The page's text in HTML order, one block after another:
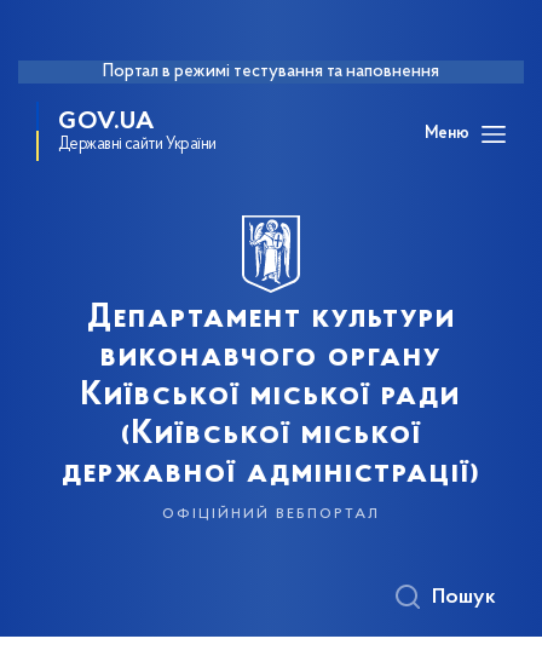
Портал в режимі тестування та наповнення
GOV.UA
Державні сайти України
Меню
Департамент культури
виконавчого органу
Київської міської ради
(Київської міської
державної адміністрації)
офіційний вебпортал
Пошук